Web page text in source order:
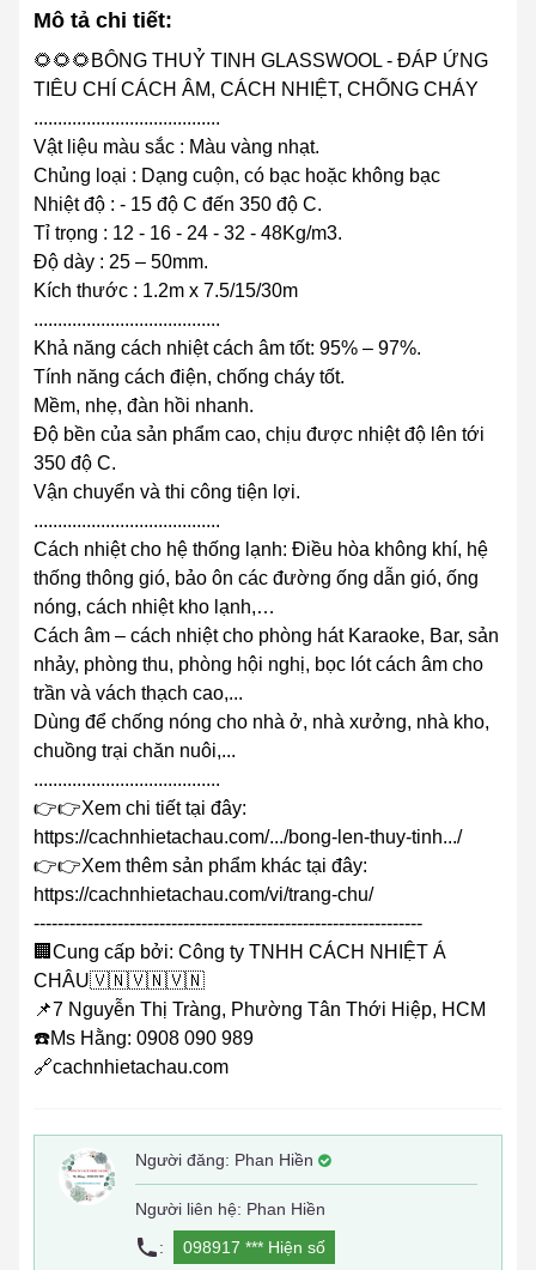
Mô tả chi tiết:
🌻🌻🌻BÔNG THUỶ TINH GLASSWOOL - ĐÁP ỨNG
TIÊU CHÍ CÁCH ÂM, CÁCH NHIỆT, CHỐNG CHÁY
.......................................
Vật liệu màu sắc : Màu vàng nhạt.
Chủng loại : Dạng cuộn, có bạc hoặc không bạc
Nhiệt độ : - 15 độ C đến 350 độ C.
Tỉ trọng : 12 - 16 - 24 - 32 - 48Kg/m3.
Độ dày : 25 – 50mm.
Kích thước : 1.2m x 7.5/15/30m
.......................................
Khả năng cách nhiệt cách âm tốt: 95% – 97%.
Tính năng cách điện, chống cháy tốt.
Mềm, nhẹ, đàn hồi nhanh.
Độ bền của sản phẩm cao, chịu được nhiệt độ lên tới
350 độ C.
Vận chuyển và thi công tiện lợi.
.......................................
Cách nhiệt cho hệ thống lạnh: Điều hòa không khí, hệ
thống thông gió, bảo ôn các đường ống dẫn gió, ống
nóng, cách nhiệt kho lạnh,…
Cách âm – cách nhiệt cho phòng hát Karaoke, Bar, sản
nhảy, phòng thu, phòng hội nghị, bọc lót cách âm cho
trần và vách thạch cao,...
Dùng để chống nóng cho nhà ở, nhà xưởng, nhà kho,
chuồng trại chăn nuôi,...
.......................................
👉👉Xem chi tiết tại đây:
https://cachnhietachau.com/.../bong-len-thuy-tinh.../
👉👉Xem thêm sản phẩm khác tại đây:
https://cachnhietachau.com/vi/trang-chu/
-----------------------------------------------------------------
🏢Cung cấp bởi: Công ty TNHH CÁCH NHIỆT Á
CHÂU🇻🇳🇻🇳🇻🇳
📌7 Nguyễn Thị Tràng, Phường Tân Thới Hiệp, HCM
☎️Ms Hằng: 0908 090 989
🔗cachnhietachau.com
Người đăng: Phan Hiền
Người liên hệ: Phan Hiền
:
098917 *** Hiện số